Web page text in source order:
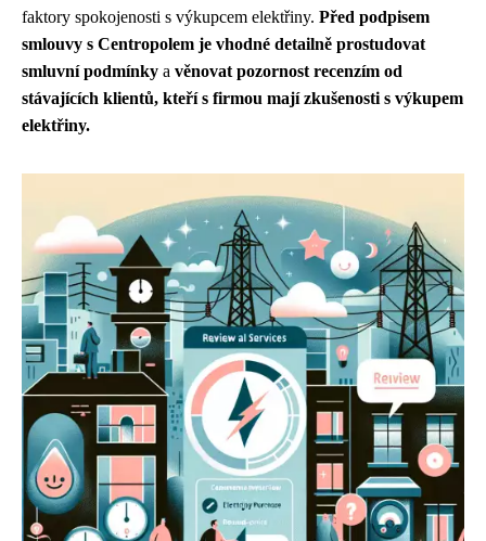
faktory spokojenosti s výkupcem elektřiny. Před podpisem
smlouvy s Centropolem je vhodné detailně prostudovat
smluvní podmínky a věnovat pozornost recenzím od
stávajících klientů, kteří s firmou mají zkušenosti s výkupem
elektřiny.